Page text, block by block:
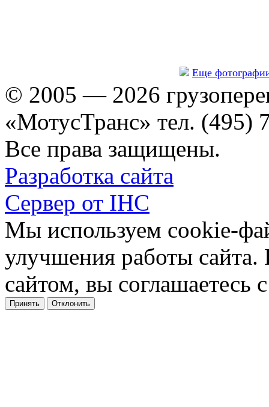
Еще
© 2005 — 2026
«МотусТранс» тел. (495)
Все права защищены.
Разработка сайта
Сервер от IHC
Мы используем cookie-
улучшения работы сайта.
сайтом, вы соглашаетесь
Принять Отклонить